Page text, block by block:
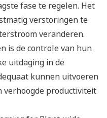
fase te regelen. Het
verstoringen te
veranderen.
is de controle van hun
uitdaging in de
kunnen uitvoeren
verhoogde productiviteit